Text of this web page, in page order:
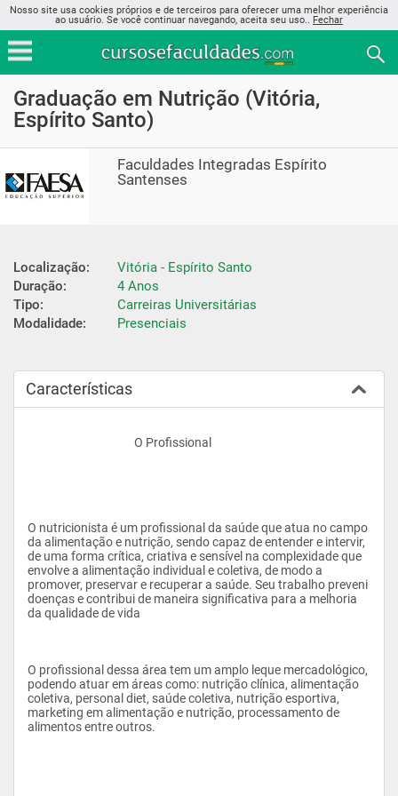
Nosso site usa cookies próprios e de terceiros para oferecer uma melhor experiência
ao usuário. Se você continuar navegando, aceita seu uso.. Fechar
Graduação em Nutrição (Vitória,
Espírito Santo)
Faculdades Integradas Espírito
Santenses
Localização:
Vitória - Espírito Santo
Duração:
4 Anos
Tipo:
Carreiras Universitárias
Modalidade:
Presenciais
Características
					O Profissional
O nutricionista é um profissional da saúde que atua no campo
da alimentação e nutrição, sendo capaz de entender e intervir,
de uma forma crítica, criativa e sensível na complexidade que
envolve a alimentação individual e coletiva, de modo a
promover, preservar e recuperar a saúde. Seu trabalho preveni
doenças e contribui de maneira significativa para a melhoria
da qualidade de vida
O profissional dessa área tem um amplo leque mercadológico,
podendo atuar em áreas como: nutrição clínica, alimentação
coletiva, personal diet, saúde coletiva, nutrição esportiva,
marketing em alimentação e nutrição, processamento de
alimentos entre outros.